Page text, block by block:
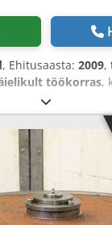
, Ehitusaasta: 2009,
töökorras,
, kogukõrgus:
käigupikkus:350
, pressimissurve: